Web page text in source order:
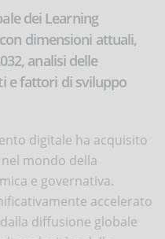
dei Learning
dimensioni attuali,
analisi delle
e fattori di sviluppo
digitale ha acquisito
mondo della
e governativa.
accelerato
diffusione globale